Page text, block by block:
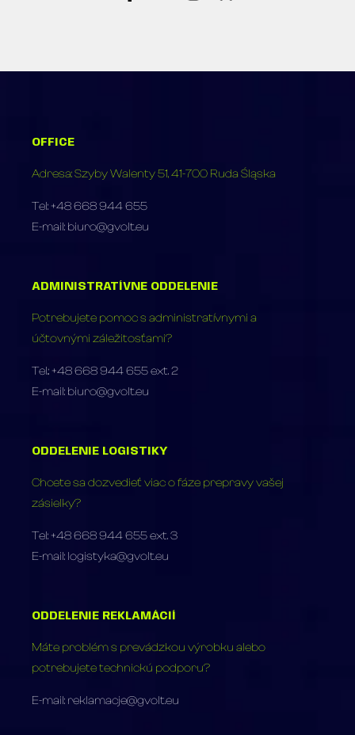
OFFICE
Adresa: Szyby Walenty 51, 41-700 Ruda Śląska
Tel: +48 668 944 655
E-mail: biuro@gvolt.eu
ADMINISTRATÍVNE ODDELENIE
Potrebujete pomoc s administratívnymi a
účtovnými záležitosťami?
Tel.: +48 668 944 655 ext. 2
E-mail: biuro@gvolt.eu
ODDELENIE LOGISTIKY
Chcete sa dozvedieť viac o fáze prepravy vašej
zásielky?
Tel: +48 668 944 655 ext. 3
E-mail: logistyka@gvolt.eu
ODDELENIE REKLAMÁCIÍ
Máte problém s prevádzkou výrobku alebo
potrebujete technickú podporu?
E-mail: reklamacje@gvolt.eu